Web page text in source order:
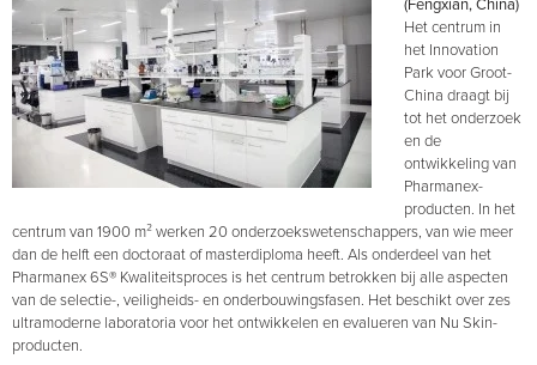
(Fengxian, China)
Het centrum in
het Innovation
Park voor Groot-
China draagt bij
tot het onderzoek
en de
ontwikkeling van
Pharmanex-
producten. In het
centrum van 1900 m² werken 20 onderzoekswetenschappers, van wie meer
dan de helft een doctoraat of masterdiploma heeft. Als onderdeel van het
Pharmanex 6S® Kwaliteitsproces is het centrum betrokken bij alle aspecten
van de selectie-, veiligheids- en onderbouwingsfasen. Het beschikt over zes
ultramoderne laboratoria voor het ontwikkelen en evalueren van Nu Skin-
producten.